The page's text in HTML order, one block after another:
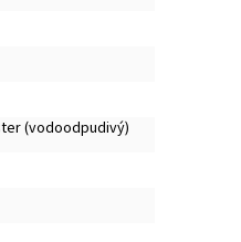
(vodoodpudivý)